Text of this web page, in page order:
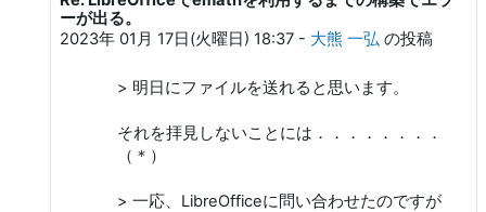
ーが出る。
2023年 01月 17日(火曜日) 18:37- 大熊 一弘 の投稿
> 明日にファイルを送れると思います。
それを拝見しないことには．．．．．．．．
（＊）
> 一応、LibreOfficeに問い合わせたのですが